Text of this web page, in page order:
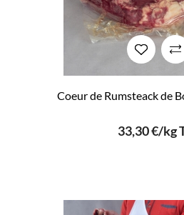
Coeur de Rumsteack de
33,30 €/kg